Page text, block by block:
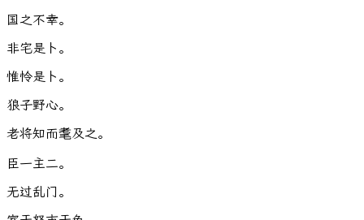
国之不幸。
非宅是 卜 。
惟怜是 卜 。
狼子野心。
老将知而耄及之。
臣一主二。
无过乱门 。